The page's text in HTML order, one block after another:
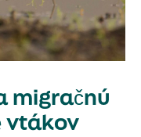
migračnú
vtákov